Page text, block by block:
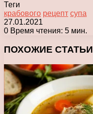
Теги
крабового рецепт супа
27.01.2021
0 Время чтения: 5 мин.
ПОХОЖИЕ СТАТЬИ